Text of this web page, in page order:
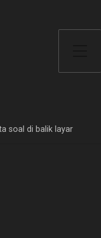
soal di balik layar